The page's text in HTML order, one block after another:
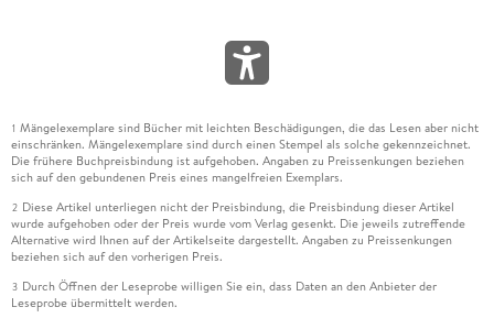
1 Mängelexemplare sind Bücher mit leichten Beschädigungen, die das Lesen aber nicht
einschränken. Mängelexemplare sind durch einen Stempel als solche gekennzeichnet.
Die frühere Buchpreisbindung ist aufgehoben. Angaben zu Preissenkungen beziehen
sich auf den gebundenen Preis eines mangelfreien Exemplars.
2 Diese Artikel unterliegen nicht der Preisbindung, die Preisbindung dieser Artikel
wurde aufgehoben oder der Preis wurde vom Verlag gesenkt. Die jeweils zutreffende
Alternative wird Ihnen auf der Artikelseite dargestellt. Angaben zu Preissenkungen
beziehen sich auf den vorherigen Preis.
3 Durch Öffnen der Leseprobe willigen Sie ein, dass Daten an den Anbieter der
Leseprobe übermittelt werden.